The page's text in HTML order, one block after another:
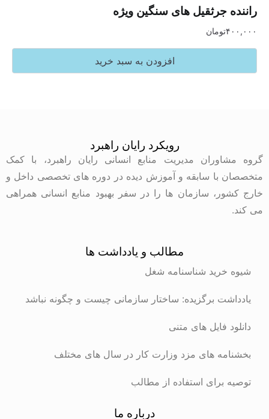
جرثقیل های سنگین ویژه
تومان
افزودن به سبد خرید
رویکرد رایان راهبرد
مدیریت منابع انسانی رایان راهبرد، با کمک
با سابقه و آموزش دیده در دوره های تخصصی داخل و
سازمان ها را در سفر بهبود منابع انسانی همراهی
مطالب و یادداشت ها
شناسنامه شغل
برگزیده: ساختار سازمانی چیست و چگونه نباشد
فایل های متنی
های مزد وزارت کار در سال های مختلف
استفاده از مطالب